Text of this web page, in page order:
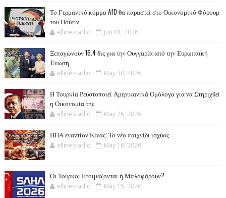
Το Γερμανικό κόμμα AfD θα παραστεί στο Οικονομικό Φόρουμ
του Πούτιν
ellinesradio Jun 01, 2026
Ξεπαγώνουν 16.4 δις για την Ουγγαρία από την Ευρωπαϊκή
Ένωση
ellinesradio May 30, 2026
Η Τουρκία Ρευστοποιεί Αμερικανικά Ομόλογα για να Στηριχθεί
η Οικονομία της
ellinesradio May 26, 2026
ΗΠΑ εναντίον Κίνας: Το νέο παιχνίδι ισχύος
ellinesradio May 16, 2026
Οι Τούρκοι Ετοιμάζονται ή Μπλοφάρουν?
ellinesradio May 15, 2026